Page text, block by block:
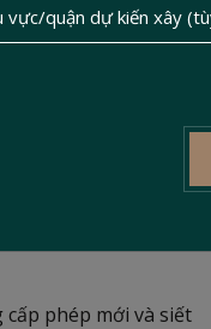
nguyên thiên nhiên
3 yếu tố chính:
phép mới và siết